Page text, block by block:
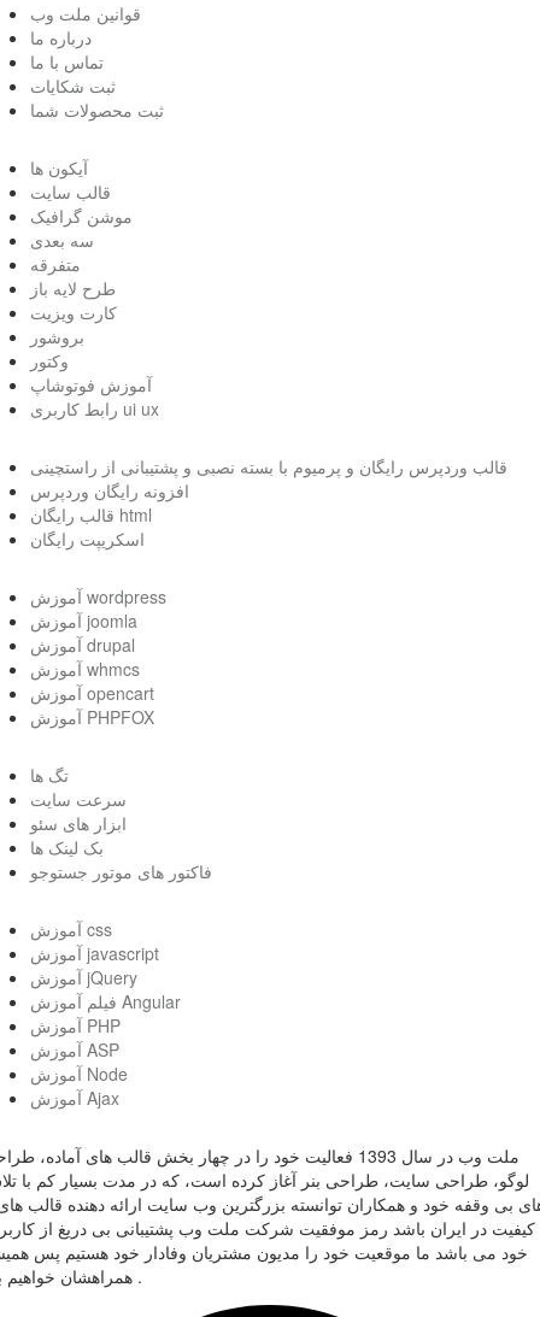
قوانین ملت وب
درباره ما
تماس با ما
ثبت شکایات
ثبت محصولات شما
آیکون ها
قالب سایت
موشن گرافیک
سه بعدی
متفرقه
طرح لایه باز
کارت ویزیت
بروشور
وکتور
آموزش فوتوشاپ
رابط کاربری ui ux
قالب وردپرس رایگان و پرمیوم با بسته نصبی و پشتیبانی از راستچینی
افزونه رایگان وردپرس
قالب رایگان html
اسکریپت رایگان
آموزش wordpress
آموزش joomla
آموزش drupal
آموزش whmcs
آموزش opencart
آموزش PHPFOX
تگ ها
سرعت سایت
ابزار های سئو
بک لینک ها
فاکتور های موتور جستوجو
آموزش css
آموزش javascript
آموزش jQuery
فیلم آموزش Angular
آموزش PHP
آموزش ASP
آموزش Node
آموزش Ajax
ملت وب در سال 1393 فعالیت خود را در چهار بخش قالب های آماده،
لوگو، طراحی سایت، طراحی بنر آغاز کرده است، که در مدت بسیار کم با
بی وقفه خود و همکاران توانسته بزرگترین وب سایت ارائه دهنده قالب
کیفیت در ایران باشد رمز موفقیت شرکت ملت وب پشتیبانی بی دریغ از
خود می باشد ما موقعیت خود را مدیون مشتریان وفادار خود هستیم پس
همراهشان خواهیم بود .